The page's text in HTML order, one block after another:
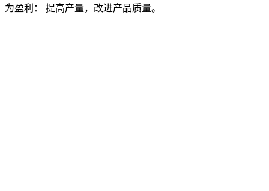
为盈利： 提高产量，改进产品质量。